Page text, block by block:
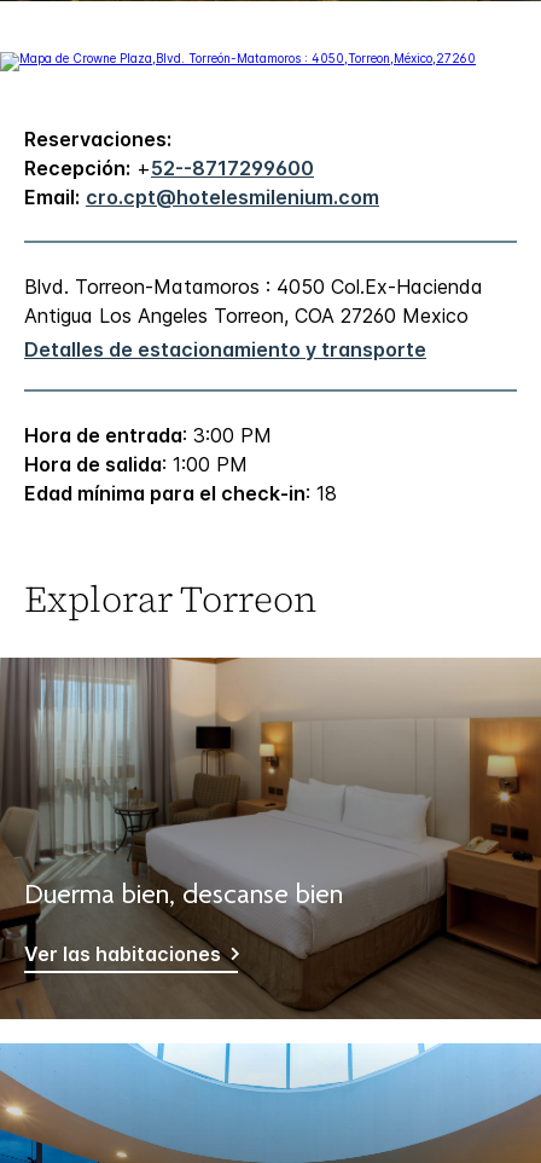
Reservaciones:
Recepción: +52--8717299600
Email: cro.cpt@hotelesmilenium.com
Blvd. Torreon-Matamoros : 4050 Col.Ex-Hacienda
Antigua Los Angeles Torreon, COA 27260 Mexico
Detalles de estacionamiento y transporte
Hora de entrada: 3:00 PM
Hora de salida: 1:00 PM
Edad mínima para el check-in: 18
ExplorarTorreon
Duerma bien, descanse bien
Ver las habitaciones